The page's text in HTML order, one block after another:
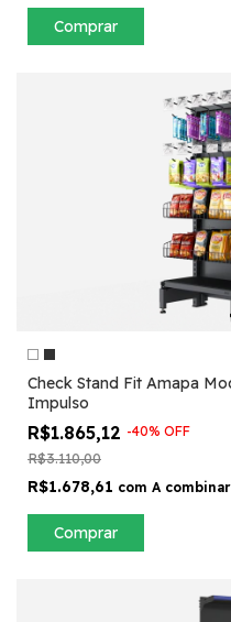
Comprar
Check Stand Fit Amapa
Impulso
R$1.865,12 -40% OFF
R$3.110,00
R$1.678,61 com A
Comprar